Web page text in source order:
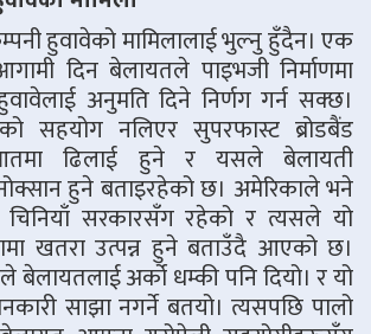
हुवावेको मामिलालाई भुल्नु हुँदैन। एक
दिन बेलायतले पाइभजी निर्माणमा
अनुमति दिने निर्णग गर्न सक्छ।
सहयोग नलिएर सुपरफास्ट ब्रोडबैंड
ढिलाई हुने र यसले बेलायती
हुने बताइरहेको छ। अमेरिकाले भने
चिनियाँ सरकारसँग रहेको र त्यसले यो
खतरा उत्पन्न हुने बताउँदै आएको छ।
अर्को धम्की पनि दियो। र यो
साझा नगर्ने बतयो। त्यसपछि पालो